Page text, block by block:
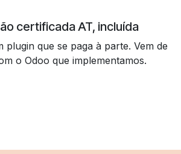
certificada AT, incluída
plugin que se paga à parte. Vem de
o Odoo que implementamos.